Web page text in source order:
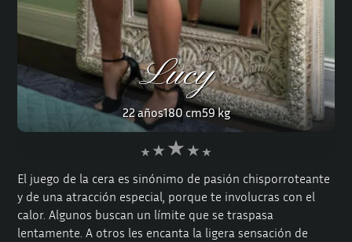
Lucy
22 años180 cm59 kg
El juego de la cera es sinónimo de pasión chisporroteante
y de una atracción especial, porque te involucras con el
calor. Algunos buscan un límite que se traspasa
lentamente. A otros les encanta la ligera sensación de